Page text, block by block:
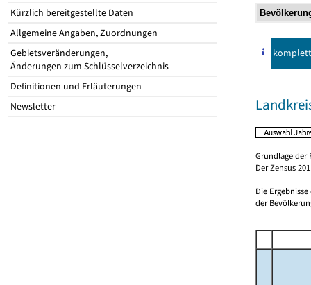
Kürzlich bereitgestellte Daten
Allgemeine Angaben, Zuordnungen
Gebietsveränderungen,
Änderungen zum Schlüsselverzeichnis
Definitionen und Erläuterungen
Newsletter
komplett
Grundlage der
Der Zensus
Die
der